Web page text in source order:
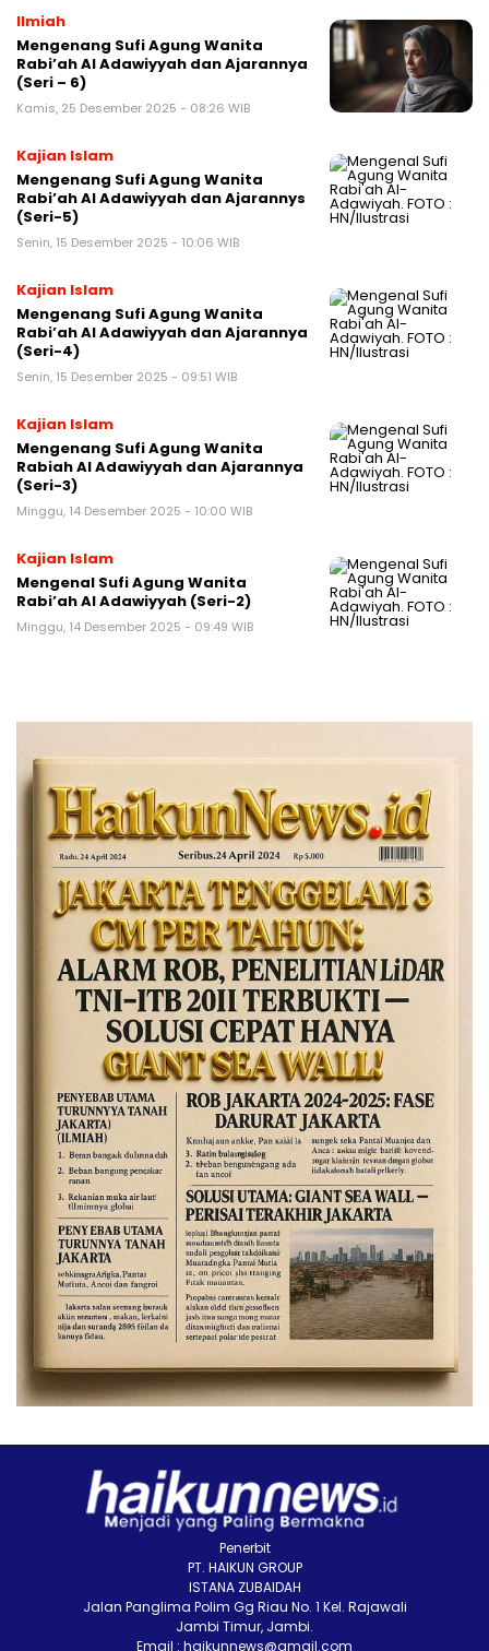
Ilmiah
Mengenang Sufi Agung Wanita
Rabi’ah Al Adawiyyah dan Ajarannya
(Seri – 6)
Kamis, 25 Desember 2025 - 08:26 WIB
Kajian Islam
Mengenang Sufi Agung Wanita
Rabi’ah Al Adawiyyah dan Ajarannys
(Seri-5)
Senin, 15 Desember 2025 - 10:06 WIB
Kajian Islam
Mengenang Sufi Agung Wanita
Rabi’ah Al Adawiyyah dan Ajarannya
(Seri-4)
Senin, 15 Desember 2025 - 09:51 WIB
Kajian Islam
Mengenang Sufi Agung Wanita
Rabiah Al Adawiyyah dan Ajarannya
(Seri-3)
Minggu, 14 Desember 2025 - 10:00 WIB
Kajian Islam
Mengenal Sufi Agung Wanita
Rabi’ah Al Adawiyyah (Seri-2)
Minggu, 14 Desember 2025 - 09:49 WIB
Penerbit
PT. HAIKUN GROUP
ISTANA ZUBAIDAH
Jalan Panglima Polim Gg Riau No. 1 Kel. Rajawali
Jambi Timur, Jambi.
Email : haikunnews@gmail.com